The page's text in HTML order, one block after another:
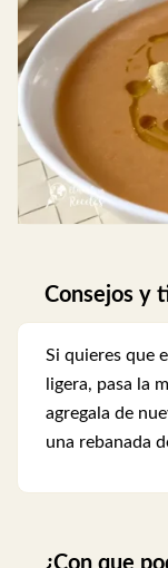
Consejos y
Si quieres que el
ligera, pasa la
agregala de
una rebanada
¿Con que